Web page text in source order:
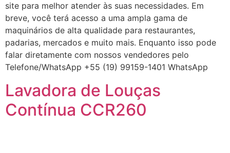
site para melhor atender às suas necessidades. Em
breve, você terá acesso a uma ampla gama de
maquinários de alta qualidade para restaurantes,
padarias, mercados e muito mais. Enquanto isso pode
falar diretamente com nossos vendedores pelo
Telefone/WhatsApp +55 (19) 99159-1401 WhatsApp
Lavadora de Louças
Contínua CCR260